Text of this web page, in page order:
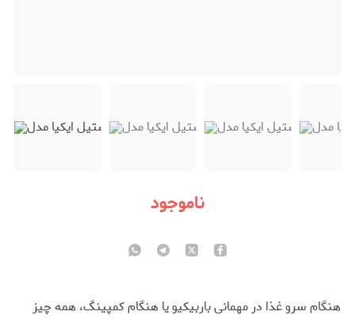
ناموجود
هنگام سرو غذا در مهمانی باربیکیو یا هنگام کمپینگ، همه چیز